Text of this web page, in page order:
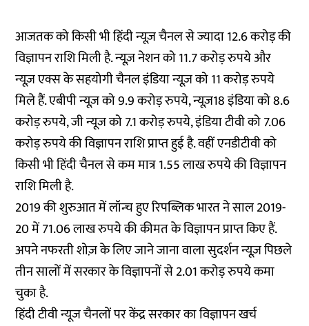
आजतक को किसी भी हिंदी न्यूज़ चैनल से ज्यादा 12.6 करोड़ की
विज्ञापन राशि मिली है. न्यूज़ नेशन को 11.7 करोड़ रुपये और
न्यूज़ एक्स के सहयोगी चैनल इंडिया न्यूज़ को 11 करोड़ रुपये
मिले हैं. एबीपी न्यूज़ को 9.9 करोड़ रुपये, न्यूज़18 इंडिया को 8.6
करोड़ रुपये, जी न्यूज को 7.1 करोड़ रुपये, इंडिया टीवी को 7.06
करोड़ रुपये की विज्ञापन राशि प्राप्त हुई है. वहीं एनडीटीवी को
किसी भी हिंदी चैनल से कम मात्र 1.55 लाख रुपये की विज्ञापन
राशि मिली है.
2019 की शुरुआत में लॉन्च हुए रिपब्लिक भारत ने साल 2019-
20 में 71.06 लाख रुपये की कीमत के विज्ञापन प्राप्त किए हैं.
अपने नफरती शोज़ के लिए जाने जाना वाला सुदर्शन न्यूज़ पिछले
तीन सालों में सरकार के विज्ञापनों से 2.01 करोड़ रुपये कमा
चुका है.
हिंदी टीवी न्यूज चैनलों पर केंद्र सरकार का विज्ञापन खर्च